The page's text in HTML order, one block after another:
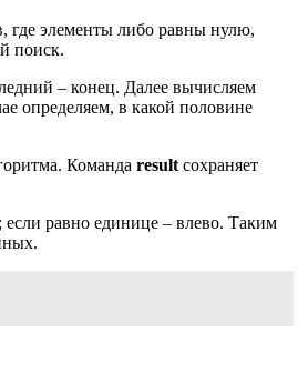
где элементы либо равны нулю,
поиск.
– конец. Далее вычисляем
определяем, в какой половине
Команда result сохраняет
если равно единице – влево. Таким